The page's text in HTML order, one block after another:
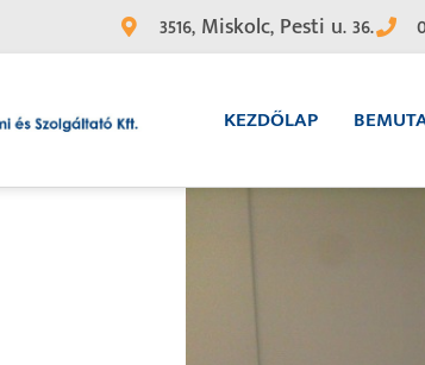
3516, Miskolc, Pesti u. 36.
KEZDŐLAP